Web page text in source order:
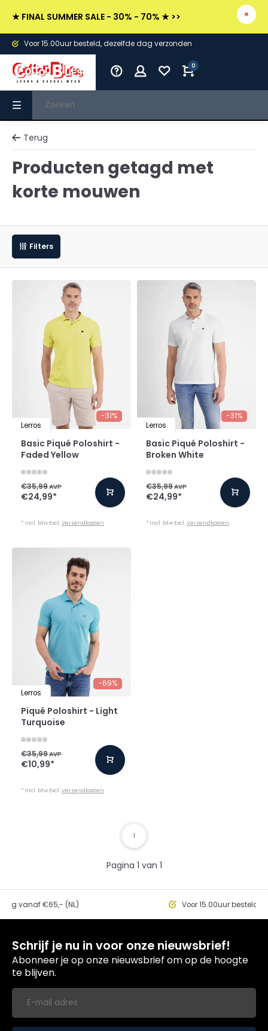
★ FINAL SUMMER SALE - 30% - 70% ★ >>
Voor 15.00uur besteld, dezelfde dag verzonden
0
Terug
Producten getagd met
korte mouwen
Filters
-31%
Lerros
Basic Piqué Poloshirt -
Faded Yellow
€35,99AVP
€24,99*
* Incl. btw Excl.Verzendkosten
-31%
Lerros
Basic Piqué Poloshirt -
Broken White
€35,99AVP
€24,99*
* Incl. btw Excl.Verzendkosten
-69%
Lerros
Piqué Poloshirt - Light
Turquoise
€35,99AVP
€10,99*
* Incl. btw Excl. Verzendkosten
Pagina 1 van 1
1
vanaf €65,- (NL) Voor 15.00uur besteld,
Schrijf je nu in voor onze nieuwsbrief!
Abonneer je op onze nieuwsbrief om op de hoogte
te blijven.